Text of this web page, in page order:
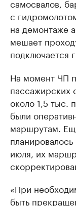
самосвалов,
с
на демонтаже
мешает
подключается
На момент ЧП
пассажирских
около 1,5 тыс.
были
маршрутам.
июля, их
«При
быть